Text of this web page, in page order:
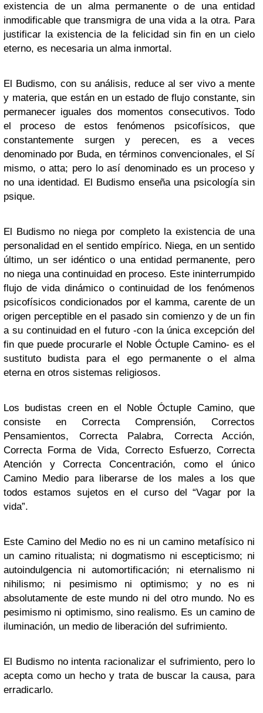
existencia de un alma permanente o de una entidad
inmodificable que transmigra de una vida a la otra. Para
justificar la existencia de la felicidad sin fin en un cielo
eterno, es necesaria un alma inmortal.
El Budismo, con su análisis, reduce al ser vivo a mente
y materia, que están en un estado de flujo constante, sin
permanecer iguales dos momentos consecutivos. Todo
el proceso de estos fenómenos psicofísicos, que
constantemente surgen y perecen, es a veces
denominado por Buda, en términos convencionales, el Sí
mismo, o atta; pero lo así denominado es un proceso y
no una identidad. El Budismo enseña una psicología sin
psique.
El Budismo no niega por completo la existencia de una
personalidad en el sentido empírico. Niega, en un sentido
último, un ser idéntico o una entidad permanente, pero
no niega una continuidad en proceso. Este ininterrumpido
flujo de vida dinámico o continuidad de los fenómenos
psicofísicos condicionados por el kamma, carente de un
origen perceptible en el pasado sin comienzo y de un fin
a su continuidad en el futuro -con la única excepción del
fin que puede procurarle el Noble Óctuple Camino- es el
sustituto budista para el ego permanente o el alma
eterna en otros sistemas religiosos.
Los budistas creen en el Noble Óctuple Camino, que
consiste en Correcta Comprensión, Correctos
Pensamientos, Correcta Palabra, Correcta Acción,
Correcta Forma de Vida, Correcto Esfuerzo, Correcta
Atención y Correcta Concentración, como el único
Camino Medio para liberarse de los males a los que
todos estamos sujetos en el curso del “Vagar por la
vida”.
Este Camino del Medio no es ni un camino metafísico ni
un camino ritualista; ni dogmatismo ni escepticismo; ni
autoindulgencia ni automortificación; ni eternalismo ni
nihilismo; ni pesimismo ni optimismo; y no es ni
absolutamente de este mundo ni del otro mundo. No es
pesimismo ni optimismo, sino realismo. Es un camino de
iluminación, un medio de liberación del sufrimiento.
El Budismo no intenta racionalizar el sufrimiento, pero lo
acepta como un hecho y trata de buscar la causa, para
erradicarlo.